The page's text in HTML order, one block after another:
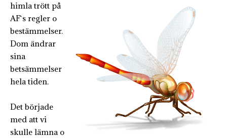
himla trött på
AF`s regler o
bestämmelser.
Dom ändrar
sina
betsämmelser
hela tiden.
Det började
med att vi
skulle lämna o